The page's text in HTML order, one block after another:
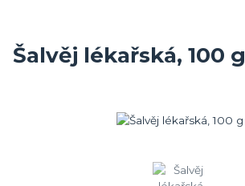
Šalvěj lékařská, 100 g